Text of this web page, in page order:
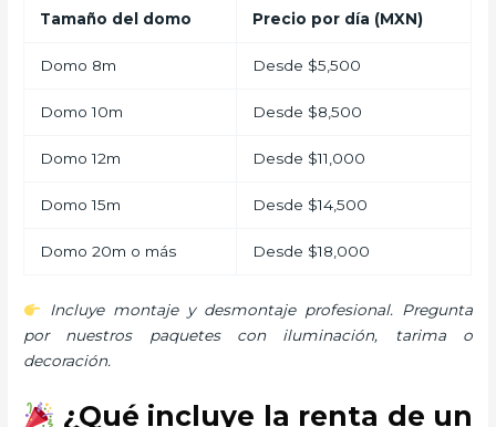
Tamaño del domo Precio por día (MXN)
Domo 8m Desde $5,500
Domo 10m Desde $8,500
Domo 12m Desde $11,000
Domo 15m Desde $14,500
Domo 20m o más Desde $18,000
Incluye montaje y desmontaje profesional. Pregunta
por nuestros paquetes con iluminación, tarima o
decoración.
¿Qué incluye la renta de un